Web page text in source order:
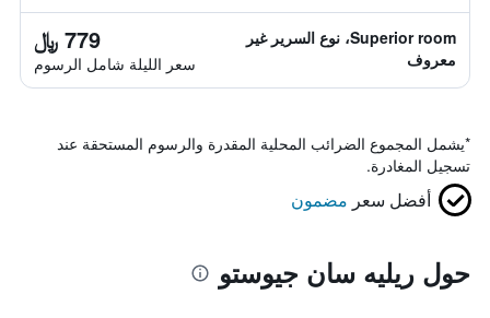
Superior room، نوع السرير غير
معروف
779 ﷼
سعر الليلة شامل الرسوم
*يشمل المجموع الضرائب المحلية المقدرة والرسوم المستحقة عند
تسجيل المغادرة.
أفضل سعر مضمون
حول ريليه سان جيوستو